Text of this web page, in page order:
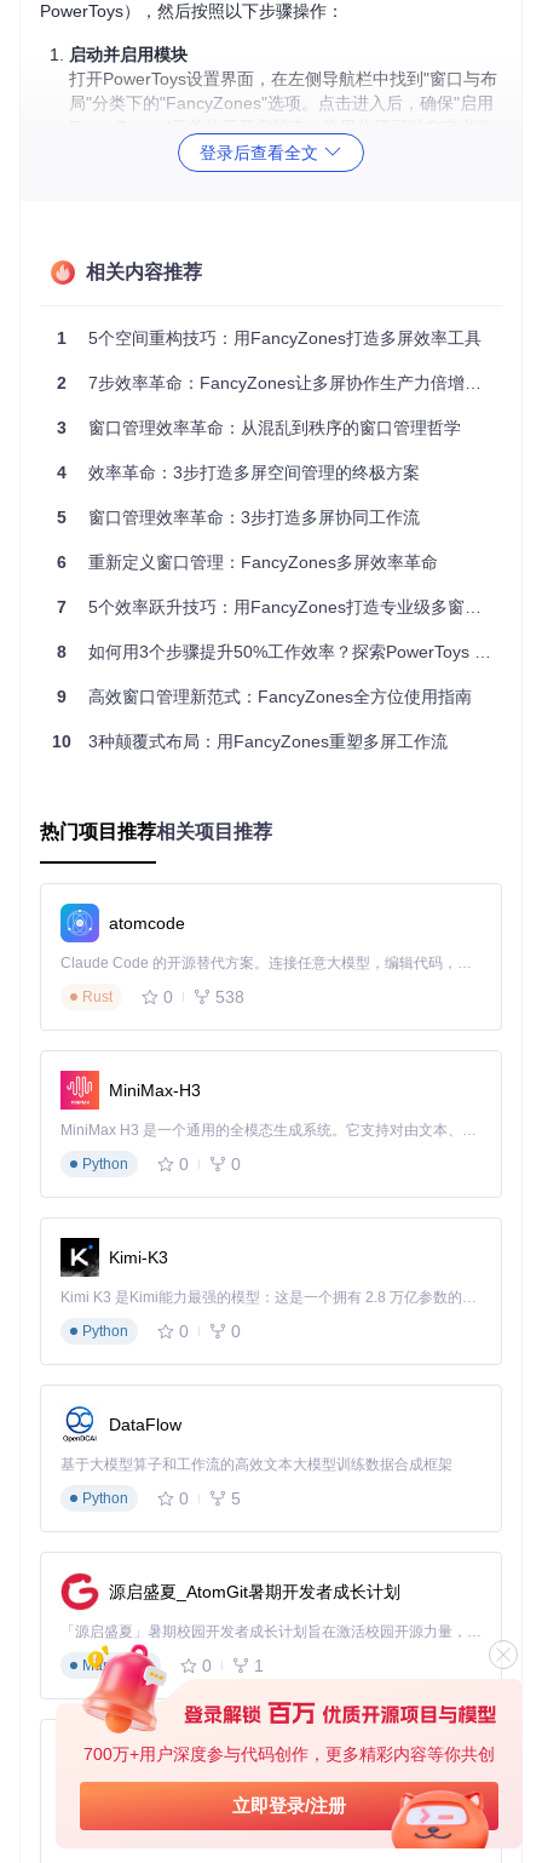
700万+用户深度参与代码创作，更多精彩内容等你共创
立即登录/注册
PowerToys），然后按照以下步骤操作：
启动并启用模块
打开PowerToys设置界面，在左侧导航栏中找到"窗口与布
局"分类下的"FancyZones"选项。点击进入后，确保"启用
活快捷键（默认是Win + ~），建议保留默认设置以便记
启动布局编辑器
点击"启动布局编辑器"按钮，或直接使用快捷键
器并显示其布局。如果你的鼠标指针位于主显示器上，编
只需将鼠标移动到目标屏幕再启动编辑器。
选择布局类型
局中选择。预设选项包括：
网格布局：均匀分割屏幕为等大区域，适合数据表格处
列布局：垂直分割屏幕，适合代码编写和文档阅读
优先级网格：中间区域更大，适合突出主要工作窗口
选择后点击"应用"即可立即生效。
⚠️ 常见错误预警：如果启动编辑器时出现"Editor data pars
pData%\Microsoft\PowerToys\FancyZones
配置文件。
跨显示器布局同步方案
多显示器用户最头疼的问题之一，就是如何为不同尺寸和分辨
率的屏幕配置协调一致的工作区。FancyZones提供了两种智
主显示器
主要工作窗口（如代码编辑器或设计软件），剩余区域放置
副显示器
：适合"列布局"或"网格布局"，用于放置文档、终
端或通讯工具
设置方法：在布局编辑器中点击顶部的显示器图标切换不同屏
幕，分别配置后自动保存。
DPI感知与窗口缩放
当在不同DPI设置的显示器间移动窗口时，FancyZones会自动
调整窗口尺寸以保持视觉一致性。这一功能对于混合使用高分
辨率笔记本和普通显示器的用户尤为重要。你可以在设置中进
一步调整：
调整"窗口缩放敏感度"滑块，设置窗口边缘吸附的响应范围
程序员/设计师/创作者场景方案
不同职业的数字工作者有着截然不同的窗口管理需求，以下是
针对三类核心用户的优化配置方案：
程序员开发环境
主显示器（34寸超宽屏）：
采用"三列布局"（30%-40%-30%）
左侧：代码编辑器（如VS Code）
中间：调试控制台和终端
右侧：API文档或Stack Overflow
登录后查看全文
相关内容推荐
1 5个空间重构技巧：用FancyZones打造多屏效率工具
2 7步效率革命：FancyZones让多屏协作生产力倍增指南
3 窗口管理效率革命：从混乱到秩序的窗口管理哲学
4 效率革命：3步打造多屏空间管理的终极方案
5 窗口管理效率革命：3步打造多屏协同工作流
6 重新定义窗口管理：FancyZones多屏效率革命
7 5个效率跃升技巧：用FancyZones打造专业级多窗口工作流
8 如何用3个步骤提升50%工作效率？探索PowerToys FancyZones窗口管理艺术
9 高效窗口管理新范式：FancyZones全方位使用指南
10 3种颠覆式布局：用FancyZones重塑多屏工作流
热门项目推荐相关项目推荐
atomcode
Claude Code 的开源替代方案。连接任意大模型，编辑代码，运行命令，自动验证 — 全自动执行。用 Rust 构建，极致性能。 ｜ An open-source alternative to Claude Code. Connect any LLM, edit code, run commands, and verify changes — autonomously. Built in Rust for speed. Get Started
Rust
0 538
MiniMax-H3
MiniMax H3 是一个通用的全模态生成系统。它支持对由文本、图像、视频和音频组成的多模态上下文进行统一理解，并能生成分辨率高达 2K、时长可达 15 秒的带原生立体声音频的视频。得益于面向任务泛化的系统设计，H3 在预训练阶段就已具备广泛的多模态上下文理解与生成能力，能够出色地执行复杂的多模态指令。
Python
0 0
Kimi-K3
Kimi K3 是Kimi能力最强的模型：这是一个拥有 2.8 万亿参数的混合专家（MoE）模型，具备原生视觉理解能力，并支持 100 万 token 的上下文窗口。
Python
0 0
DataFlow
基于大模型算子和工作流的高效文本大模型训练数据合成框架
Python
0 5
源启盛夏_AtomGit暑期开发者成长计划
「源启盛夏」暑期校园开发者成长计划旨在激活校园开源力量，通过积分激励、认证扶持、资源倾斜等形式，引导高校组织和开发者完成「入驻 — 建项目 — 做贡献 — 获认证 — 得资源」的完整闭环。无论你是想带领社团入驻平台的组织者，还是希望用代码贡献证明自己的开发者，都能在这里找到属于你的成长路径。
Markdown
0 1
py-xiaozhi
基于Python的Xiaozhi AI，适用于想要完整Xiaozhi体验而无需拥有专用硬件的用户。
Python
0 1